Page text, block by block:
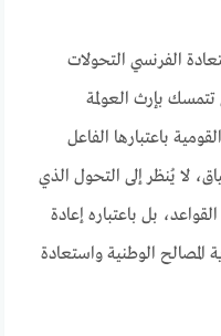
الفرنسي التحولات
تتمسك بإرث العولمة
باعتبارها الفاعل
لا يُنظر إلى التحول الذي
بل باعتباره إعادة
الوطنية واستعادة